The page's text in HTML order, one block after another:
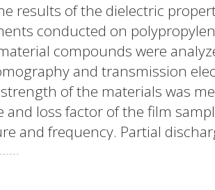
results of the dielectric
conducted on
compounds were
and transmission
of the materials was
and loss factor of the film
and frequency. Partial
nanocomposite was studied
were analyzed after PD